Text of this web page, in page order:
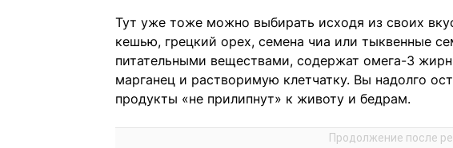
Тут уже тоже можно выбирать исходя из своих
кешью, грецкий орех, семена чиа или тыквенные
питательными веществами, содержат омега-3
марганец и растворимую клетчатку. Вы надолго
продукты «не прилипнут» к животу и бедрам.